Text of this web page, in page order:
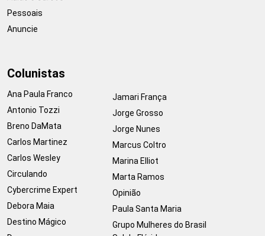
Pessoais
Anuncie
Colunistas
Ana Paula Franco
Antonio Tozzi
Breno DaMata
Carlos Martinez
Carlos Wesley
Circulando
Cybercrime Expert
Debora Maia
Destino Mágico
Jamari França
Jorge Grosso
Jorge Nunes
Marcus Coltro
Marina Elliot
Marta Ramos
Opinião
Paula Santa Maria
Grupo Mulheres do Brasil